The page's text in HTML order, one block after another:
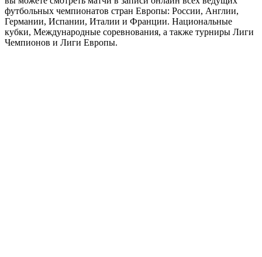
футбольных чемпионатов стран Европы: России, Англии,
Германии, Испании, Италии и Франции. Национальные
кубки, Международные соревнования, а также турниры Лиги
Чемпионов и Лиги Европы.